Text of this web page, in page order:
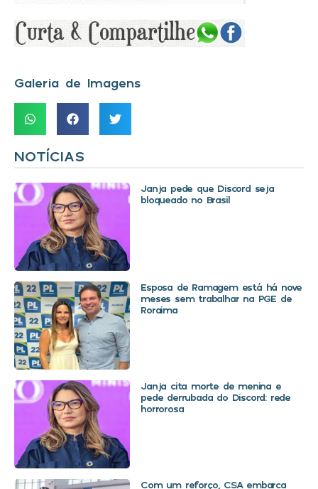
Galeria de Imagens
NOTÍCIAS
Janja pede que Discord seja
bloqueado no Brasil
Esposa de Ramagem está há nove
meses sem trabalhar na PGE de
Roraima
Janja cita morte de menina e
pede derrubada do Discord: rede
horrorosa
Com um reforço, CSA embarca